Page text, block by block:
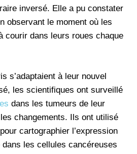
inversé. Elle a pu constater
observant le moment où les
courir dans leurs roues chaque
s’adaptaient à leur nouvel
les scientifiques ont surveillé
dans les tumeurs de leur
changements. Ils ont utilisé
cartographier l’expression
dans les cellules cancéreuses